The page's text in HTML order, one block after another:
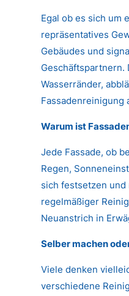
Egal ob es sich um
repräsentatives
Gebäudes und
Geschäftspartnern.
Wasserränder,
Fassadenreinigung
Warum ist
Jede Fassade, ob
Regen,
sich festsetzen und
regelmäßiger
Neuanstrich in
Selber machen
Viele denken
verschiedene